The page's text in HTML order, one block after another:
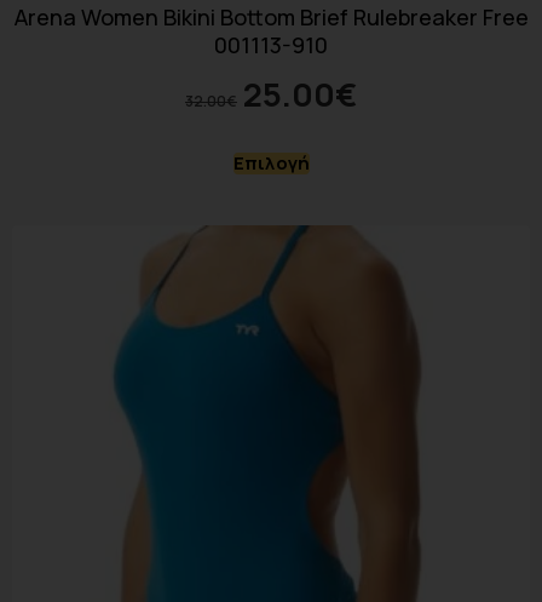
Arena Women Bikini Bottom Brief Rulebreaker Free
001113-910
32.00€ 25.00€
Επιλογή